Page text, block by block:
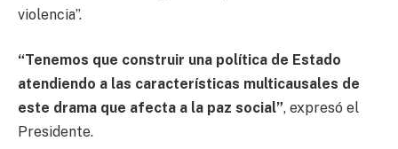
violencia”.
“Tenemos que construir una política de Estado
atendiendo a las características multicausales de
este drama que afecta a la paz social”, expresó el
Presidente.